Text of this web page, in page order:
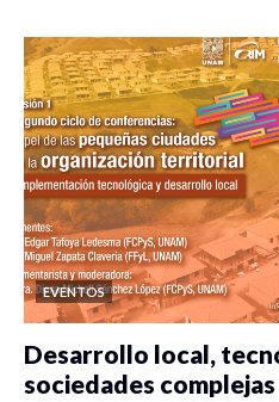
EVENTOS
Desarrollo local,
sociedades complejas